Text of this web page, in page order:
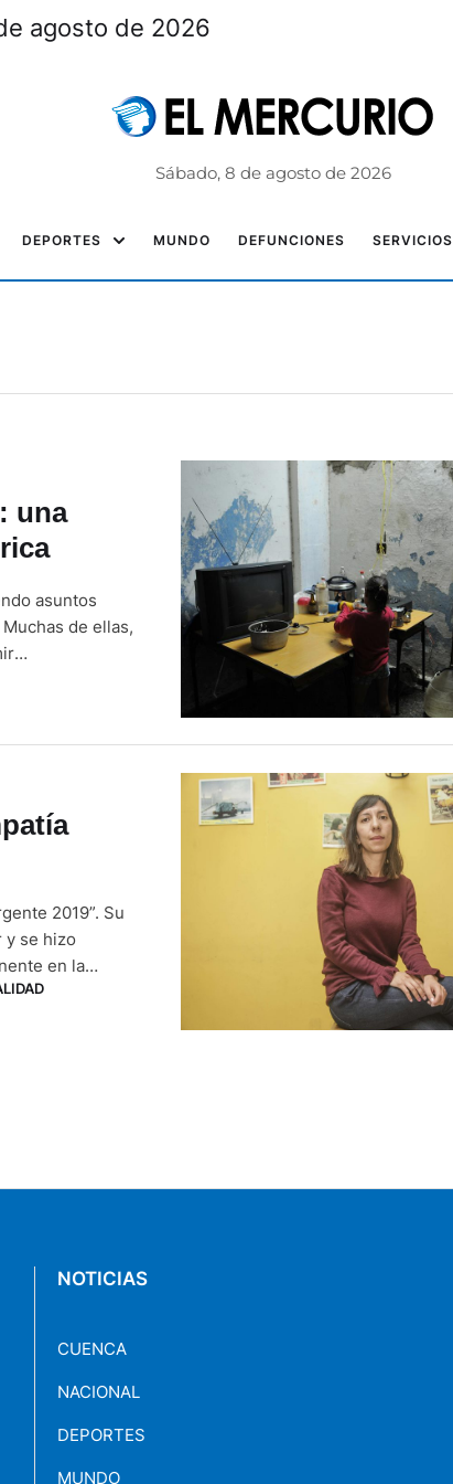
agosto de 2026
Sábado, 8 de agosto de 2026
DEPORTES MUNDO DEFUNCIONES SERVICIOS
una
asuntos
de ellas,
a otra casa
2019”. Su
y se hizo
en la
está
NOTICIAS
CUENCA
NACIONAL
DEPORTES
MUNDO